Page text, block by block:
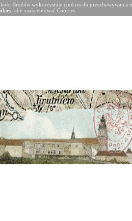
Brodów wykorzystuje cookies do
, aby zaakceptować Cookies.